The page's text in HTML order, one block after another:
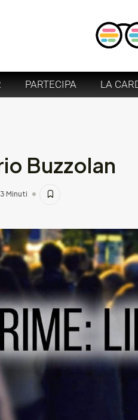
PARTECIPA LA
Buzzolan
3 Minuti